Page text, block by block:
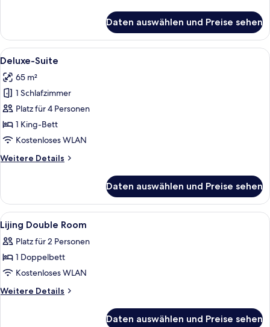
Zimmer
Daten auswählen und Preise sehen
Alle
Fotos
für
Deluxe-
Suite
anzeigen
Ein modernes Hotelzimmer mit
9
Deluxe-Suite
65 m²
1 Schlafzimmer
Platz für 4 Personen
1 King-Bett
Kostenloses WLAN
Weitere Details
Weitere
Suite
Daten auswählen und Preise sehen
Alle
Fotos
für
Lijing
Double
Room
Hochwertige Bettwaren, Pillowtop-
7
Lijing Double Room
Platz für 2 Personen
1 Doppelbett
Kostenloses WLAN
Weitere Details
Weitere
Daten auswählen und Preise sehen